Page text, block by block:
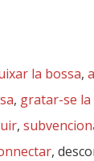
la bossa,
, gratar-se la
,
,